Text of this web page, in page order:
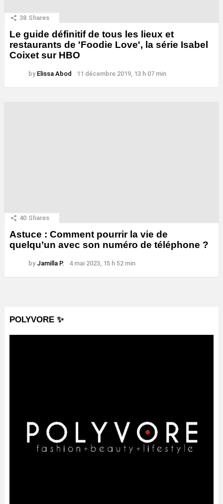
38 Shares
Le guide définitif de tous les lieux et
restaurants de 'Foodie Love', la série Isabel
Coixet sur HBO
by Elissa Abod 11 décembre 2019, 13 h 07 min
40 Shares
Astuce : Comment pourrir la vie de
quelqu’un avec son numéro de téléphone ?
by Jamilla P. 4 mai 2023, 15 h 52 min
POLYVORE ✨